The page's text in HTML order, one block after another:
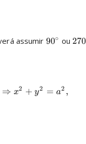
assumir 90∘ ou 270
⇒ x2 + y2 = a2 ,